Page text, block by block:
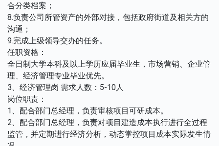
合分类档案；
8.负责公司所管资产的外部对接，包括政府街道及相关方的
沟通；
9.完成上级领导交办的任务。
任职资格：
全日制大学本科及以上学历应届毕业生，市场营销、企业管
理、经济管理专业毕业优先。
3、经济管理岗 需求人数：5-10人
岗位职责：
1、配合部门总经理，负责审核项目可研成本。
2、配合部门总经理，负责对项目建造成本执行进行全过程
监管，并定期进行经济分析，动态掌控项目成本实际发生情